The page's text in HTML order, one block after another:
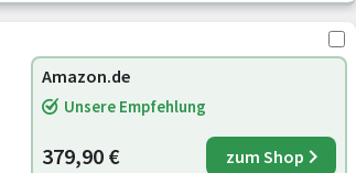
Amazon.de
Unsere Empfehlung
379,90 € zum Shop